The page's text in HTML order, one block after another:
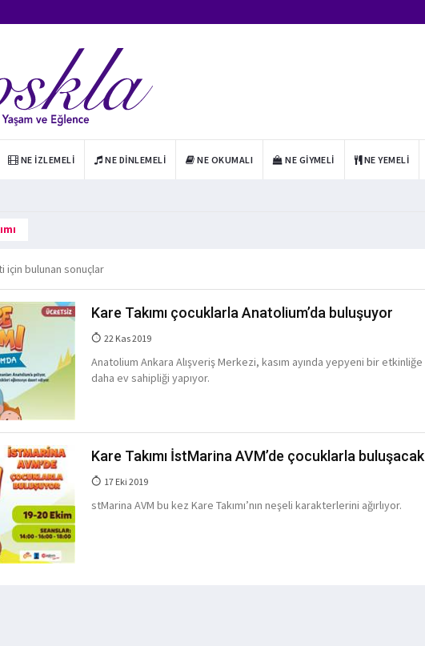
NE İZLEMELI NE DINLEMELI NE OKUMALI NE GIYMELI NE YEMELI
için bulunan sonuçlar
Kare Takımı çocuklarla Anatolium’da buluşuyor
22 Kas 2019
Anatolium Ankara Alışveriş Merkezi, kasım ayında yepyeni bir etkinliğe
daha ev sahipliği yapıyor.
Kare Takımı İstMarina AVM’de çocuklarla buluşacak
17 Eki 2019
stMarina AVM bu kez Kare Takımı’nın neşeli karakterlerini ağırlıyor.